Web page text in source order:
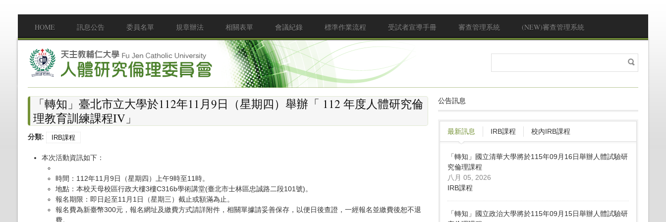
Main menu
HOME 訊息公告 委員名單 規章辦法 相關表單 會議紀錄 標準作業流程 受試者宣導手冊 審查管理系統 (NEW)審查管理系統
搜尋表單
搜
尋
「轉知」臺北市立大學於112年11月9日（星期四）舉辦「 112 年度人體研究倫
理教育訓練課程IV」
分類: IRB課程
本次活動資訊如下：
時間：112年11月9日（星期四）上午9時至11時。
地點：本校天母校區行政大樓3樓C316b學術講堂(臺北市士林區忠誠路二段101號)。
報名期限：即日起至11月1日（星期三）截止或額滿為止。
報名費為新臺幣300元，報名網址及繳費方式請詳附件，相關單據請妥善保存，以便日後查證，一經報名並繳費後恕不退
費。
公告訊息
最新訊息 IRB課程 校內IRB課程
「轉知」國立清華大學將於115年09月16日舉辦人體試驗研
究倫理課程
八月 05, 2026
IRB課程
「轉知」國立政治大學將於115年09月15日舉辦人體試驗研